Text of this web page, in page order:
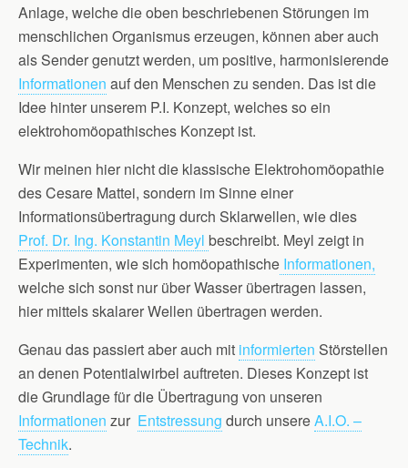
Anlage, welche die oben beschriebenen Störungen im
menschlichen Organismus erzeugen, können aber auch
als Sender genutzt werden, um positive, harmonisierende
Informationen auf den Menschen zu senden. Das ist die
Idee hinter unserem P.I. Konzept, welches so ein
elektrohomöopathisches Konzept ist.
Wir meinen hier nicht die klassische Elektrohomöopathie
des Cesare Mattei, sondern im Sinne einer
Informationsübertragung durch Sklarwellen, wie dies
Prof. Dr. Ing. Konstantin Meyl beschreibt. Meyl zeigt in
Experimenten, wie sich homöopathische Informationen,
welche sich sonst nur über Wasser übertragen lassen,
hier mittels skalarer Wellen übertragen werden.
Genau das passiert aber auch mit informierten Störstellen
an denen Potentialwirbel auftreten. Dieses Konzept ist
die Grundlage für die Übertragung von unseren
Informationen zur Entstressung durch unsereA.I.O. –
Technik.